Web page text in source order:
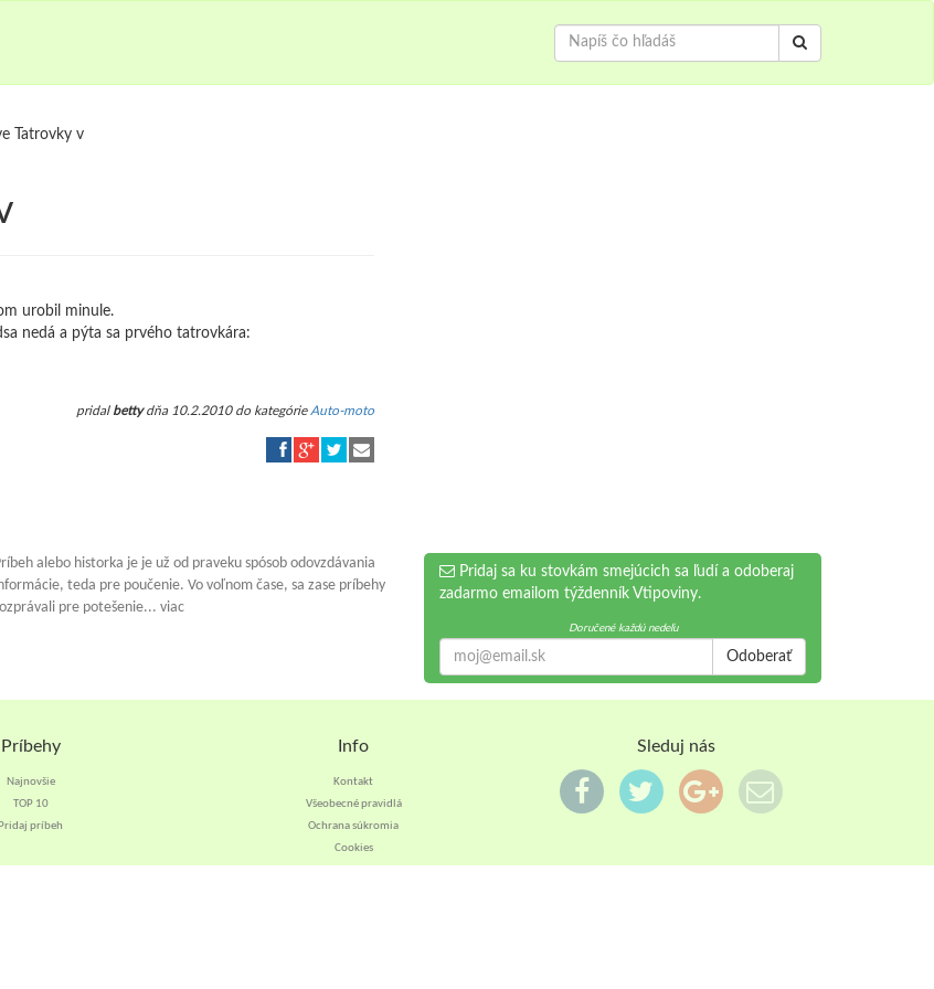
Tatrovky v
urobil minule.
nedá a pýta sa prvého tatrovkára:
pridal bettydňa 10.2.2010 do kategórie Auto-moto
alebo historka je je už od praveku spósob odovzdávania
teda pre poučenie. Vo voľnom čase, sa zase príbehy
pre potešenie... viac
Pridaj sa ku stovkám smejúcich sa ľudí a odoberaj
zadarmo emailom týždenník Vtipoviny.
Doručené každú nedeľu
Odoberať
Príbehy
Najnovšie
TOP 10
Pridaj príbeh
Info
Kontakt
Všeobecné pravidlá
Ochrana súkromia
Cookies
Sleduj nás